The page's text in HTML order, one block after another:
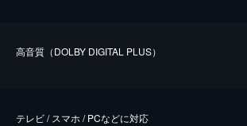
⾼⾳質（DOLBY DIGITAL PLUS）
テレビ / スマホ / PCなどに対応